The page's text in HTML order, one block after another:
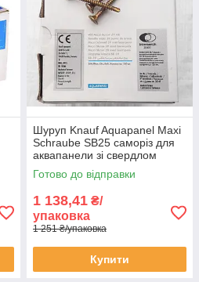
Шуруп Knauf Aquapanel Maxi
Schraube SB25 саморіз для
аквапанели зі свердлом
3,9х25 мм 250 шт
Готово до відправки
1 138,41 ₴/
упаковка
1 251 ₴/упаковка
Купити